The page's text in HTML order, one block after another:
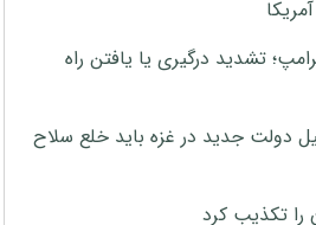
تشدید درگیری یا یافتن راه
دولت جدید در غزه باید خلع سلاح
را تکذیب کرد